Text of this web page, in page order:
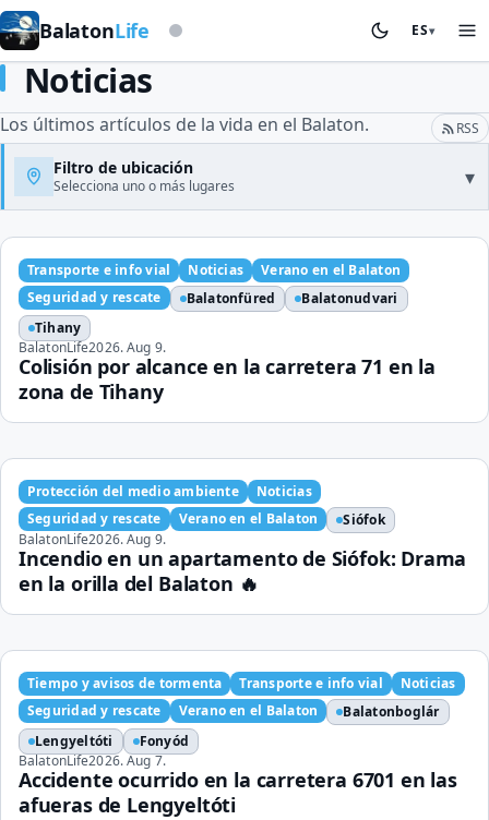
BalatonLife Según la baliza de tormentasES▾
Noticias
Los últimos artículos de la vida en el Balaton. RSS
Filtro de ubicación
Selecciona uno o más lugares ▾
Transporte e info vial Noticias
Verano en el Balaton
Seguridad y rescate
Balatonfüred
Balatonudvari
Tihany
BalatonLife2026. Aug 9.
Colisión por alcance en la carretera 71 en la
zona de Tihany
Protección del medio ambiente
Noticias
Seguridad y rescate
Verano en el Balaton
Siófok
BalatonLife2026. Aug 9.
Incendio en un apartamento de Siófok: Drama
en la orilla del Balaton 🔥
Tiempo y avisos de tormenta Transporte e info vial
Noticias
Seguridad y rescate
Verano en el Balaton
Balatonboglár
Lengyeltóti
Fonyód
BalatonLife2026. Aug 7.
Accidente ocurrido en la carretera 6701 en las
afueras de Lengyeltóti